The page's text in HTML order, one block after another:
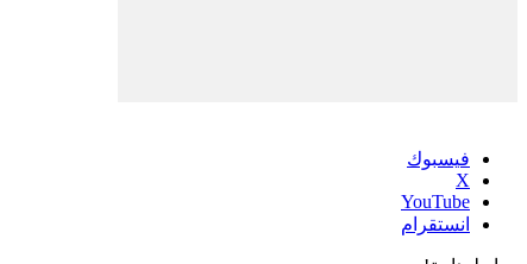
فيسبوك
‫X
‫YouTube
انستقرام